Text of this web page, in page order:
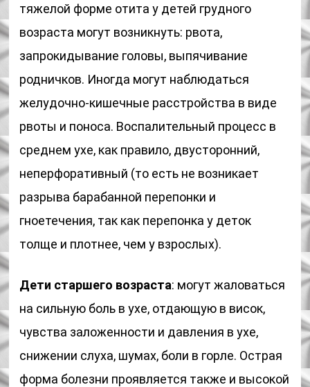
тяжелой форме отита у детей грудного
возраста могут возникнуть: рвота,
запрокидывание головы, выпячивание
родничков. Иногда могут наблюдаться
желудочно-кишечные расстройства в виде
рвоты и поноса. Воспалительный процесс в
среднем ухе, как правило, двусторонний,
неперфоративный (то есть не возникает
разрыва барабанной перепонки и
гноетечения, так как перепонка у деток
толще и плотнее, чем у взрослых).
Дети старшего возраста: могут жаловаться
на сильную боль в ухе, отдающую в висок,
чувства заложенности и давления в ухе,
снижении слуха, шумах, боли в горле. Острая
форма болезни проявляется также и высокой